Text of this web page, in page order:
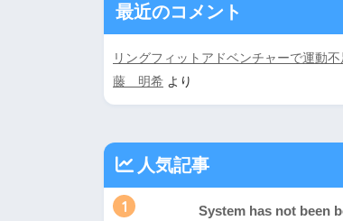
最近のコメント
リングフィットアドベンチャーで運動不
藤 明希 より
人気記事
1
System has not been